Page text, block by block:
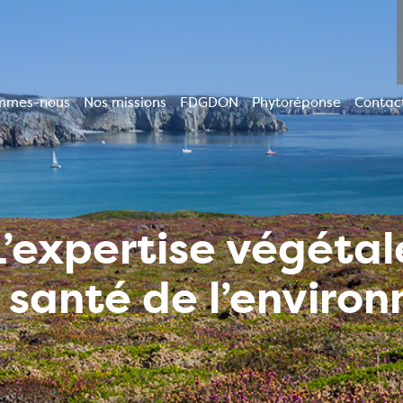
nous Nos missions FDGDON Phytoréponse
de